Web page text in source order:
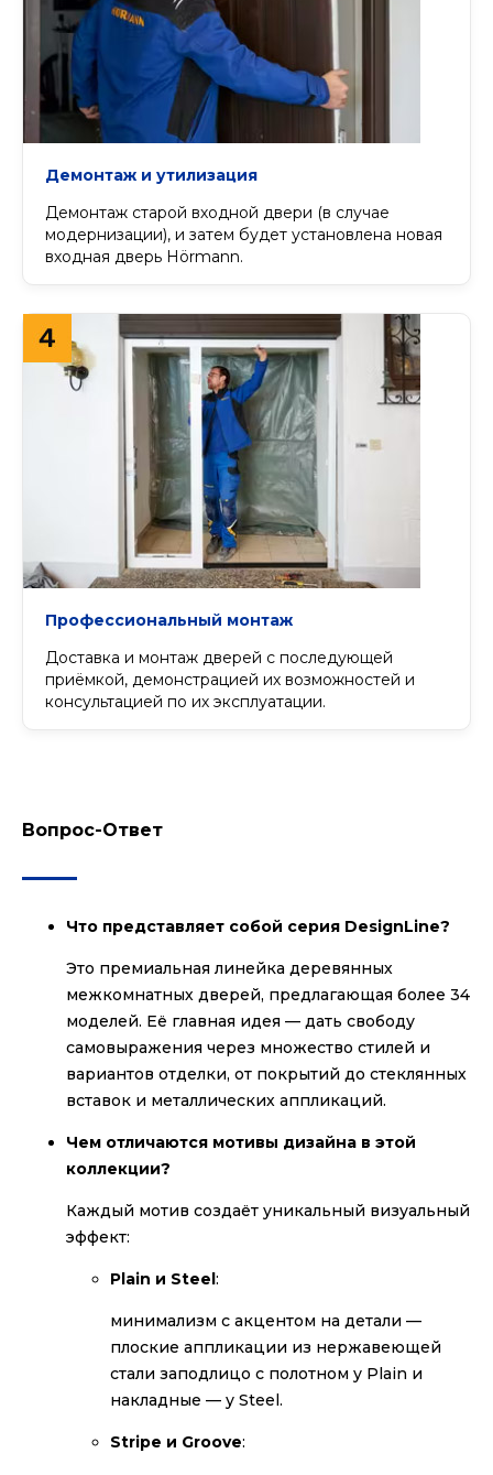
Демонтаж и утилизация
Демонтаж старой входной двери (в случае
модернизации), и затем будет установлена новая
входная дверь Hörmann.
Профессиональный монтаж
Доставка и монтаж дверей с последующей
приёмкой, демонстрацией их возможностей и
консультацией по их эксплуатации.
Вопрос-Ответ
Что представляет собой серия DesignLine?
Это премиальная линейка деревянных
межкомнатных дверей, предлагающая более 34
моделей. Её главная идея — дать свободу
самовыражения через множество стилей и
вариантов отделки, от покрытий до стеклянных
вставок и металлических аппликаций.
Чем отличаются мотивы дизайна в этой
коллекции?
Каждый мотив создаёт уникальный визуальный
эффект:
Plain и Steel:
минимализм с акцентом на детали —
плоские аппликации из нержавеющей
стали заподлицо с полотном у Plain и
накладные — у Steel.
Stripe и Groove: